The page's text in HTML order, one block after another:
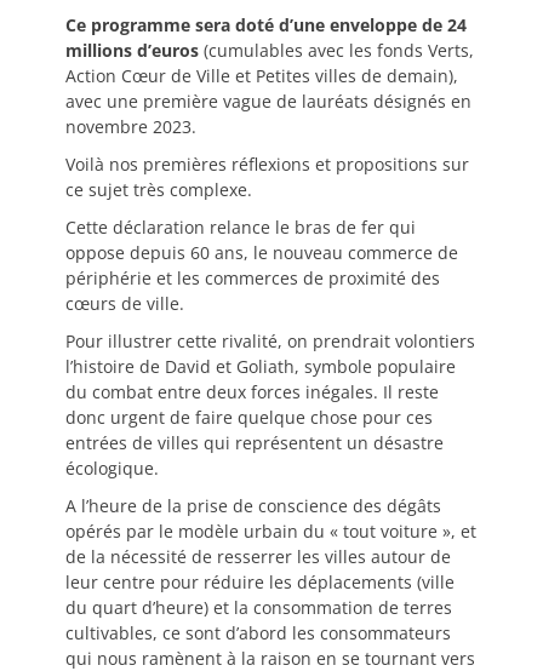
Ce programme sera doté d’une enveloppe de 24
millions d’euros (cumulables avec les fonds Verts,
Action Cœur de Ville et Petites villes de demain),
avec une première vague de lauréats désignés en
novembre 2023.
Voilà nos premières réflexions et propositions sur
ce sujet très complexe.
Cette déclaration relance le bras de fer qui
oppose depuis 60 ans, le nouveau commerce de
périphérie et les commerces de proximité des
cœurs de ville.
Pour illustrer cette rivalité, on prendrait volontiers
l’histoire de David et Goliath, symbole populaire
du combat entre deux forces inégales. Il reste
donc urgent de faire quelque chose pour ces
entrées de villes qui représentent un désastre
écologique.
A l’heure de la prise de conscience des dégâts
opérés par le modèle urbain du « tout voiture », et
de la nécessité de resserrer les villes autour de
leur centre pour réduire les déplacements (ville
du quart d’heure) et la consommation de terres
cultivables, ce sont d’abord les consommateurs
qui nous ramènent à la raison en se tournant vers